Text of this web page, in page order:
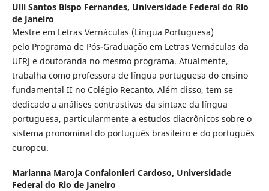
Ulli Santos Bispo Fernandes, Universidade Federal do Rio
de Janeiro
Mestre em Letras Vernáculas (Língua Portuguesa)
pelo Programa de Pós-Graduação em Letras Vernáculas da
UFRJ e doutoranda no mesmo programa. Atualmente,
trabalha como professora de língua portuguesa do ensino
fundamental II no Colégio Recanto. Além disso, tem se
dedicado a análises contrastivas da sintaxe da língua
portuguesa, particularmente a estudos diacrônicos sobre o
sistema pronominal do português brasileiro e do português
europeu.
Marianna Maroja Confalonieri Cardoso, Universidade
Federal do Rio de Janeiro